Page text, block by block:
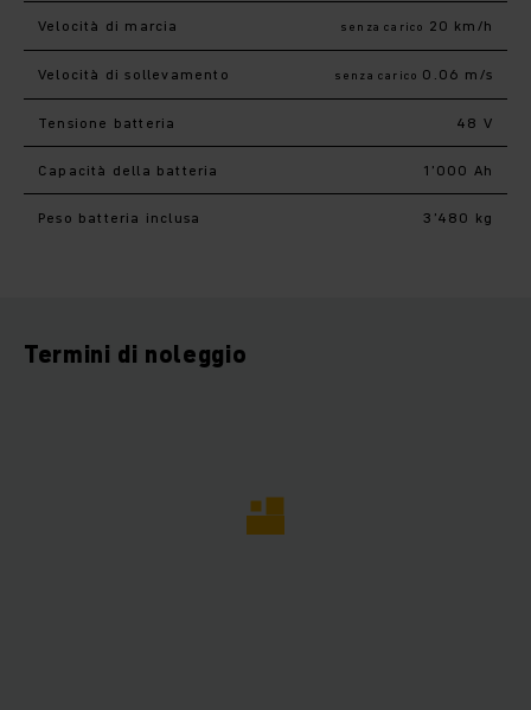
Velocità di marcia senza carico 20 km/h
Velocità di sollevamento senza carico 0.06 m/s
Tensione batteria 48 V
Capacità della batteria 1’000 Ah
Peso batteria inclusa 3’480 kg
Termini di noleggio